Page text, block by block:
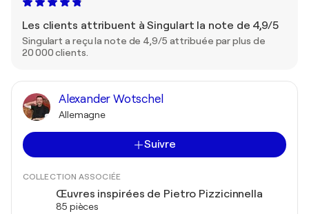
Les clients attribuent à Singulart la note de 4,9/5
Singulart a reçu la note de 4,9/5 attribuée par plus de
20 000 clients.
Alexander Wotschel
Allemagne
Suivre
COLLECTION ASSOCIÉE
Œuvres inspirées de Pietro Pizzicinnella
85 pièces